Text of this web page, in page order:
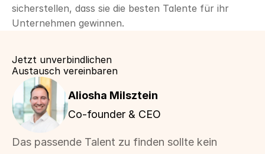
sicherstellen, dass sie die besten Talente für ihr
Unternehmen gewinnen.
Jetzt unverbindlichen
Austausch vereinbaren
Aliosha Milsztein
Co-founder & CEO
Das passende Talent zu finden sollte kein